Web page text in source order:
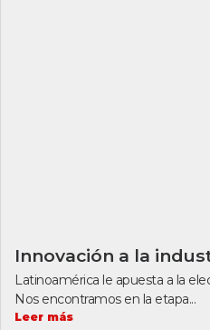
Innovación a la
Latinoamérica le apuesta a la
Nos encontramos en la etapa...
Leer más